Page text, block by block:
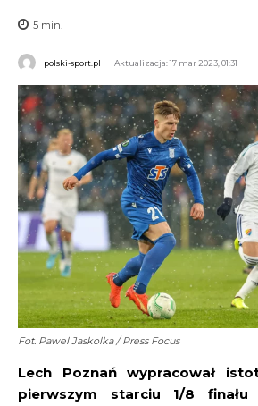
5 min.
polski-sport.pl Aktualizacja: 17 mar 2023, 01:31
Fot. Pawel Jaskolka / Press Focus
Lech Poznań wypracował
pierwszym starciu 1/8 finału